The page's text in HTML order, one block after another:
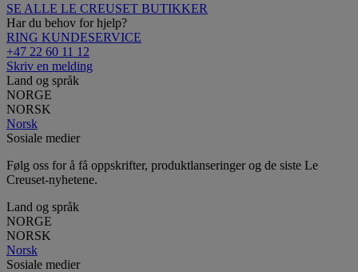
SE ALLE LE CREUSET BUTIKKER
Har du behov for hjelp?
RING KUNDESERVICE
+47 22 60 11 12
Skriv en melding
Land og språk
NORGE
NORSK
Norsk
Sosiale medier
Følg oss for å få oppskrifter, produktlanseringer og de siste Le
Creuset-nyhetene.
Land og språk
NORGE
NORSK
Norsk
Sosiale medier